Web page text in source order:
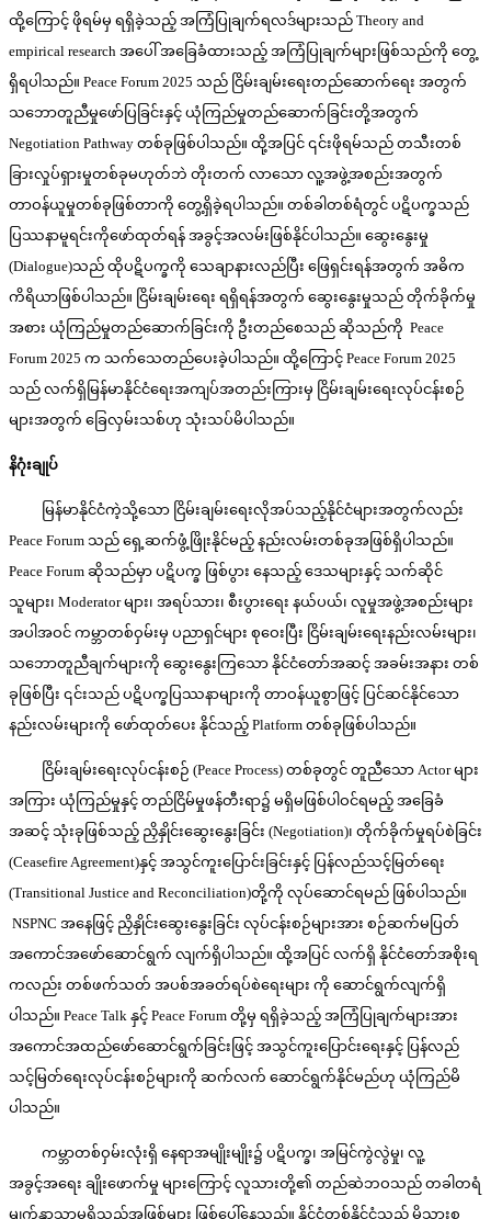
ထို့ကြောင့် ဖိုရမ်မှ ရရှိခဲ့သည့် အကြံပြုချက်ရလဒ်များသည် Theory and
empirical research အပေါ် အခြေခံထားသည့် အကြံပြုချက်များဖြစ်သည်ကို တွေ့
ရှိရပါသည်။ Peace Forum 2025 သည် ငြိမ်းချမ်းရေးတည်ဆောက်ရေး အတွက်
သဘောတူညီမှုဖော်ပြခြင်းနှင့် ယုံကြည်မှုတည်ဆောက်ခြင်းတို့အတွက်
Negotiation Pathway တစ်ခုဖြစ်ပါသည်။ ထို့အပြင် ၎င်းဖိုရမ်သည် တသီးတစ်
ခြားလှုပ်ရှားမှုတစ်ခုမဟုတ်ဘဲ တိုးတက် လာသော လူ့အဖွဲ့အစည်းအတွက်
တာဝန်ယူမှုတစ်ခုဖြစ်တာကို တွေ့ရှိခဲ့ရပါသည်။ တစ်ခါတစ်ရံတွင် ပဋိပက္ခသည်
ပြဿနာမူရင်းကိုဖော်ထုတ်ရန် အခွင့်အလမ်းဖြစ်နိုင်ပါသည်။ ဆွေးနွေးမှု
(Dialogue)သည် ထိုပဋိပက္ခကို သေချာနားလည်ပြီး ဖြေရှင်းရန်အတွက် အဓိက
ကိရိယာဖြစ်ပါသည်။ ငြိမ်းချမ်းရေး ရရှိရန်အတွက် ဆွေးနွေးမှုသည် တိုက်ခိုက်မှု
အစား ယုံကြည်မှုတည်ဆောက်ခြင်းကို ဦးတည်စေသည် ဆိုသည်ကို Peace
Forum 2025 က သက်သေတည်ပေးခဲ့ပါသည်။ ထို့ကြောင့် Peace Forum 2025
သည် လက်ရှိမြန်မာနိုင်ငံရေးအကျပ်အတည်းကြားမှ ငြိမ်းချမ်းရေးလုပ်ငန်းစဉ်
များအတွက် ခြေလှမ်းသစ်ဟု သုံးသပ်မိပါသည်။
နိဂုံးချုပ်
မြန်မာနိုင်ငံကဲ့သို့သော ငြိမ်းချမ်းရေးလိုအပ်သည့်နိုင်ငံများအတွက်လည်း
Peace Forum သည် ရှေ့ဆက်ဖွံ့ဖြိုးနိုင်မည့် နည်းလမ်းတစ်ခုအဖြစ်ရှိပါသည်။
Peace Forum ဆိုသည်မှာ ပဋိပက္ခ ဖြစ်ပွား နေသည့် ဒေသများနှင့် သက်ဆိုင်
သူများ၊ Moderator များ၊ အရပ်သား၊ စီးပွားရေး နယ်ပယ်၊ လူမှုအဖွဲ့အစည်းများ
အပါအဝင် ကမ္ဘာတစ်ဝှမ်းမှ ပညာရှင်များ စုဝေးပြီး ငြိမ်းချမ်းရေးနည်းလမ်းများ၊
သဘောတူညီချက်များကို ဆွေးနွေးကြသော နိုင်ငံတော်အဆင့် အခမ်းအနား တစ်
ခုဖြစ်ပြီး ၎င်းသည် ပဋိပက္ခပြဿနာများကို တာဝန်ယူစွာဖြင့် ပြင်ဆင်နိုင်သော
နည်းလမ်းများကို ဖော်ထုတ်ပေး နိုင်သည့် Platform တစ်ခုဖြစ်ပါသည်။
ငြိမ်းချမ်းရေးလုပ်ငန်းစဉ် (Peace Process) တစ်ခုတွင် တူညီသော Actor များ
အကြား ယုံကြည်မှုနှင့် တည်ငြိမ်မှုဖန်တီးရာ၌ မရှိမဖြစ်ပါဝင်ရမည့် အခြေခံ
အဆင့် သုံးခုဖြစ်သည့် ညှိနှိုင်းဆွေးနွေးခြင်း (Negotiation)၊ တိုက်ခိုက်မှုရပ်စဲခြင်း
(Ceasefire Agreement)နှင့် အသွင်ကူးပြောင်းခြင်းနှင့် ပြန်လည်သင့်မြတ်ရေး
(Transitional Justice and Reconciliation)တို့ကို လုပ်ဆောင်ရမည် ဖြစ်ပါသည်။
NSPNC အနေဖြင့် ညှိနှိုင်းဆွေးနွေးခြင်း လုပ်ငန်းစဉ်များအား စဉ်ဆက်မပြတ်
အကောင်အဖော်ဆောင်ရွက် လျက်ရှိပါသည်။ ထို့အပြင် လက်ရှိ နိုင်ငံတော်အစိုးရ
ကလည်း တစ်ဖက်သတ် အပစ်အခတ်ရပ်စဲရေးများ ကို ဆောင်ရွက်လျက်ရှိ
ပါသည်။ Peace Talk နှင့် Peace Forum တို့မှ ရရှိခဲ့သည့် အကြံပြုချက်များအား
အကောင်အထည်ဖော်ဆောင်ရွက်ခြင်းဖြင့် အသွင်ကူးပြောင်းရေးနှင့် ပြန်လည်
သင့်မြတ်ရေးလုပ်ငန်းစဉ်များကို ဆက်လက် ဆောင်ရွက်နိုင်မည်ဟု ယုံကြည်မိ
ပါသည်။
ကမ္ဘာတစ်ဝှမ်းလုံးရှိ နေရာအမျိုးမျိုး၌ ပဋိပက္ခ၊ အမြင်ကွဲလွဲမှု၊ လူ့
အခွင့်အရေး ချိုးဖောက်မှု များကြောင့် လူသားတို့၏ တည်ဆဲဘဝသည် တခါတရံ
မျက်နှာသာမရှိသည့်အဖြစ်များ ဖြစ်ပေါ်နေသည်။ နိုင်ငံတစ်နိုင်ငံသည် မိသားစု